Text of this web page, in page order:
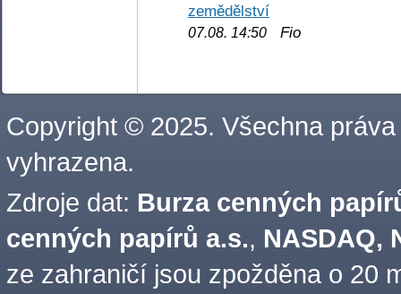
zemědělství
07.08. 14:50 Fio
Copyright © 2025. Všechna práva
vyhrazena.
Zdroje dat: Burza cenných
cenných papírů a.s., NASDAQ,
ze zahraničí jsou zpožděna o 20